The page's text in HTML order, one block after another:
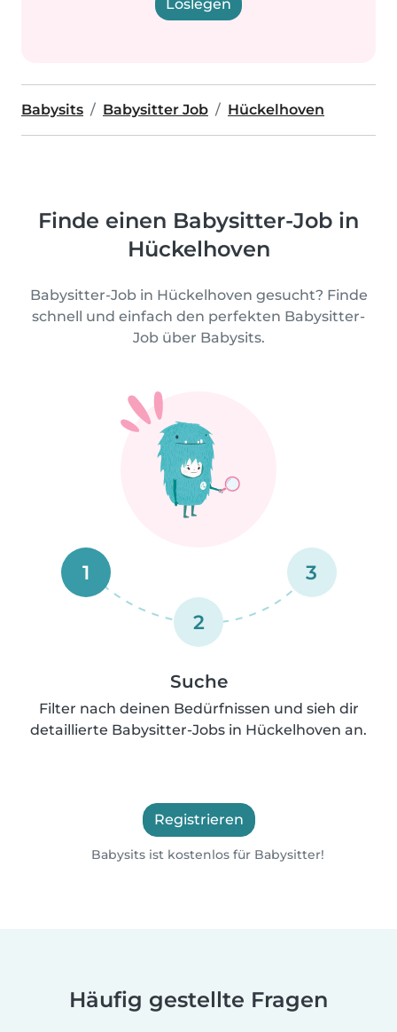
Loslegen
Babysits Babysitter Job Hückelhoven
Finde einen Babysitter-Job in
Hückelhoven
Babysitter-Job in Hückelhoven gesucht? Finde
schnell und einfach den perfekten Babysitter-
Job über Babysits.
1
2
3
Suche
Filter nach deinen Bedürfnissen und sieh dir
detaillierte Babysitter-Jobs in Hückelhoven an.
Registrieren
Babysits ist kostenlos für Babysitter!
Häufig gestellte Fragen